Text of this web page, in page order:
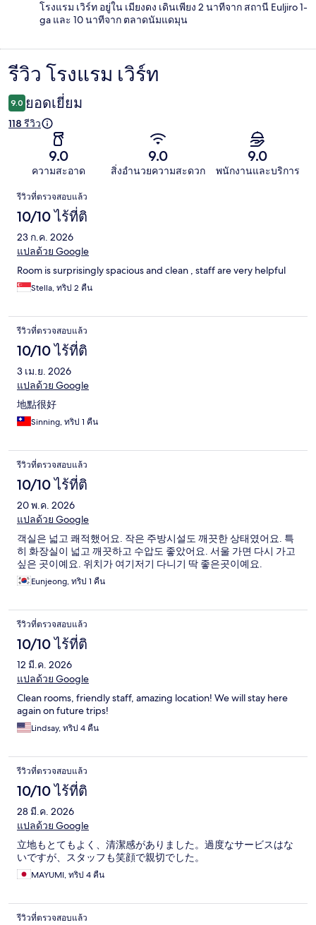
โรงแรม เวิร์ท อยู่ใน เมียงดง เดินเพียง 2 นาทีจาก สถานี Euljiro 1-
ga และ 10 นาทีจาก ตลาดนัมแดมุน
รีวิว
รีวิว โรงแรม เวิร์ท
9.0 ยอดเยี่ยม
118 รีวิว
9.0
ความสะอาด
9.0
สิ่งอำนวยความสะดวก
9.0
พนักงานและบริการ
รีวิว
รีวิวที่ตรวจสอบแล้ว
10/10 ไร้ที่ติ
23 ก.ค. 2026
แปลด้วย Google
Room is surprisingly spacious and clean , staff are very helpful
Stella, ทริป 2 คืน
รีวิวที่ตรวจสอบแล้ว
10/10 ไร้ที่ติ
3 เม.ย. 2026
แปลด้วย Google
地點很好
Sinning, ทริป 1 คืน
รีวิวที่ตรวจสอบแล้ว
10/10 ไร้ที่ติ
20 พ.ค. 2026
แปลด้วย Google
객실은 넓고 쾌적했어요. 작은 주방시설도 깨끗한 상태였어요. 특
히 화장실이 넓고 깨끗하고 수압도 좋았어요. 서울 가면 다시 가고
싶은 곳이예요. 위치가 여기저기 다니기 딱 좋은곳이예요.
Eunjeong, ทริป 1 คืน
รีวิวที่ตรวจสอบแล้ว
10/10 ไร้ที่ติ
12 มี.ค. 2026
แปลด้วย Google
Clean rooms, friendly staff, amazing location! We will stay here
again on future trips!
Lindsay, ทริป 4 คืน
รีวิวที่ตรวจสอบแล้ว
10/10 ไร้ที่ติ
28 มี.ค. 2026
แปลด้วย Google
立地もとてもよく、清潔感がありました。過度なサービスはな
いですが、スタッフも笑顔で親切でした。
MAYUMI, ทริป 4 คืน
รีวิวที่ตรวจสอบแล้ว